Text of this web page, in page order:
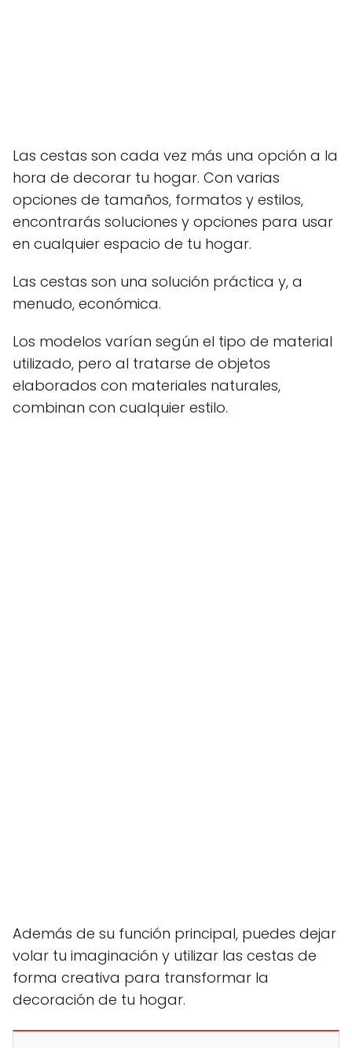
Las cestas son cada vez más una opción a la
hora de decorar tu hogar. Con varias
opciones de tamaños, formatos y estilos,
encontrarás soluciones y opciones para usar
en cualquier espacio de tu hogar.
Las cestas son una solución práctica y, a
menudo, económica.
Los modelos varían según el tipo de material
utilizado, pero al tratarse de objetos
elaborados con materiales naturales,
combinan con cualquier estilo.
Además de su función principal, puedes dejar
volar tu imaginación y utilizar las cestas de
forma creativa para transformar la
decoración de tu hogar.